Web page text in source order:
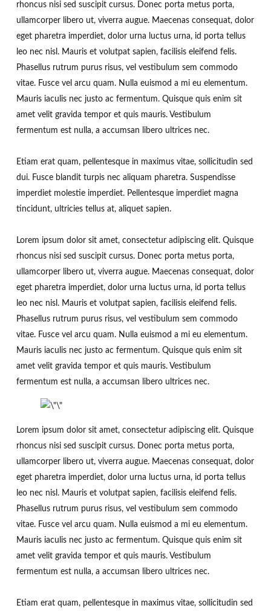
rhoncus nisi sed suscipit cursus. Donec porta metus porta,
ullamcorper libero ut, viverra augue. Maecenas consequat, dolor
eget pharetra imperdiet, dolor urna luctus urna, id porta tellus
leo nec nisl. Mauris et volutpat sapien, facilisis eleifend felis.
Phasellus rutrum purus risus, vel vestibulum sem commodo
vitae. Fusce vel arcu quam. Nulla euismod a mi eu elementum.
Mauris iaculis nec justo ac fermentum. Quisque quis enim sit
amet velit gravida tempor et quis mauris. Vestibulum
fermentum est nulla, a accumsan libero ultrices nec.
Etiam erat quam, pellentesque in maximus vitae, sollicitudin sed
dui. Fusce blandit turpis nec aliquam pharetra. Suspendisse
imperdiet molestie imperdiet. Pellentesque imperdiet magna
tincidunt, ultricies tellus at, aliquet sapien.
Lorem ipsum dolor sit amet, consectetur adipiscing elit. Quisque
rhoncus nisi sed suscipit cursus. Donec porta metus porta,
ullamcorper libero ut, viverra augue. Maecenas consequat, dolor
eget pharetra imperdiet, dolor urna luctus urna, id porta tellus
leo nec nisl. Mauris et volutpat sapien, facilisis eleifend felis.
Phasellus rutrum purus risus, vel vestibulum sem commodo
vitae. Fusce vel arcu quam. Nulla euismod a mi eu elementum.
Mauris iaculis nec justo ac fermentum. Quisque quis enim sit
amet velit gravida tempor et quis mauris. Vestibulum
fermentum est nulla, a accumsan libero ultrices nec.
Lorem ipsum dolor sit amet, consectetur adipiscing elit. Quisque
rhoncus nisi sed suscipit cursus. Donec porta metus porta,
ullamcorper libero ut, viverra augue. Maecenas consequat, dolor
eget pharetra imperdiet, dolor urna luctus urna, id porta tellus
leo nec nisl. Mauris et volutpat sapien, facilisis eleifend felis.
Phasellus rutrum purus risus, vel vestibulum sem commodo
vitae. Fusce vel arcu quam. Nulla euismod a mi eu elementum.
Mauris iaculis nec justo ac fermentum. Quisque quis enim sit
amet velit gravida tempor et quis mauris. Vestibulum
fermentum est nulla, a accumsan libero ultrices nec.
Etiam erat quam, pellentesque in maximus vitae, sollicitudin sed